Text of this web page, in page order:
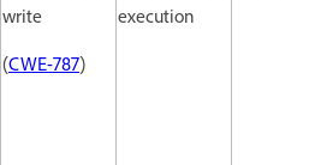
write
(CWE-787)
execution